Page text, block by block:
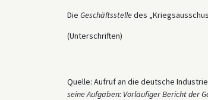
Die Geschäftsstelledes
(Unterschriften)
Quelle: Aufruf an die deutsche
seine Aufgaben: Vorläufiger Bericht der